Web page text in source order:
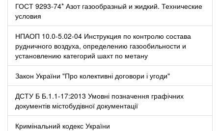
ГОСТ 9293-74* Азот газообразный и жидкий. Технические
условия
НПАОП 10.0-5.02-04 Инструкция по контролю состава
рудничного воздуха, определению газообильности и
установлению категорий шахт по метану
Закон України "Про колективні договори і угоди"
ДСТУ Б Б.1.1-17:2013 Умовні позначення графічних
документів містобудівної документації
Кримінальний кодекс України